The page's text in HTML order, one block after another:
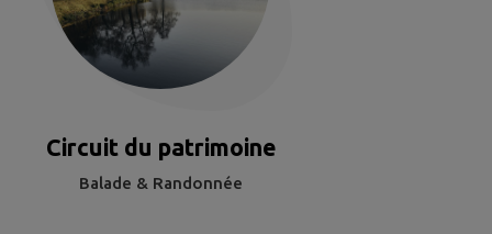
Circuit du patrimoine
Balade & Randonnée